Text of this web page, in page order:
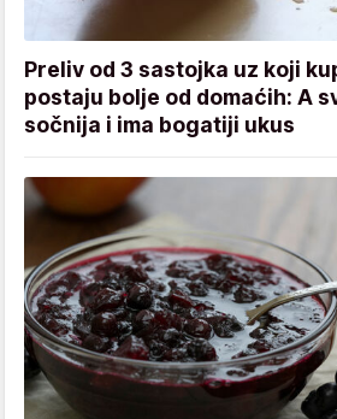
Preliv od 3 sastojka uz koji
postaju bolje od domaćih: A
sočnija i ima bogatiji ukus